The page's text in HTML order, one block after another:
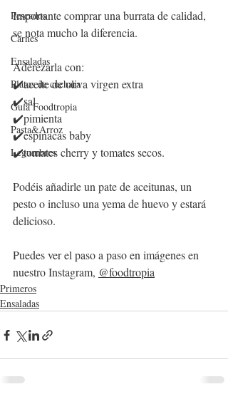
Pescados
Carnes
Ensaladas
Platos de cuchara
Guía Foodtropia
Pasta&Arroz
Legumbres
Importante comprar una burrata de calidad,
se nota mucho la diferencia.
Aderezarla con:
✔️aceite de oliva virgen extra
✔️sal
✔️pimienta
✔️espinacas baby
✔️tomates cherry y tomates secos.
Podéis añadirle un pate de aceitunas, un
pesto o incluso una yema de huevo y estará
delicioso.
Puedes ver el paso a paso en imágenes en
nuestro Instagram, @foodtropia
Primeros
Ensaladas